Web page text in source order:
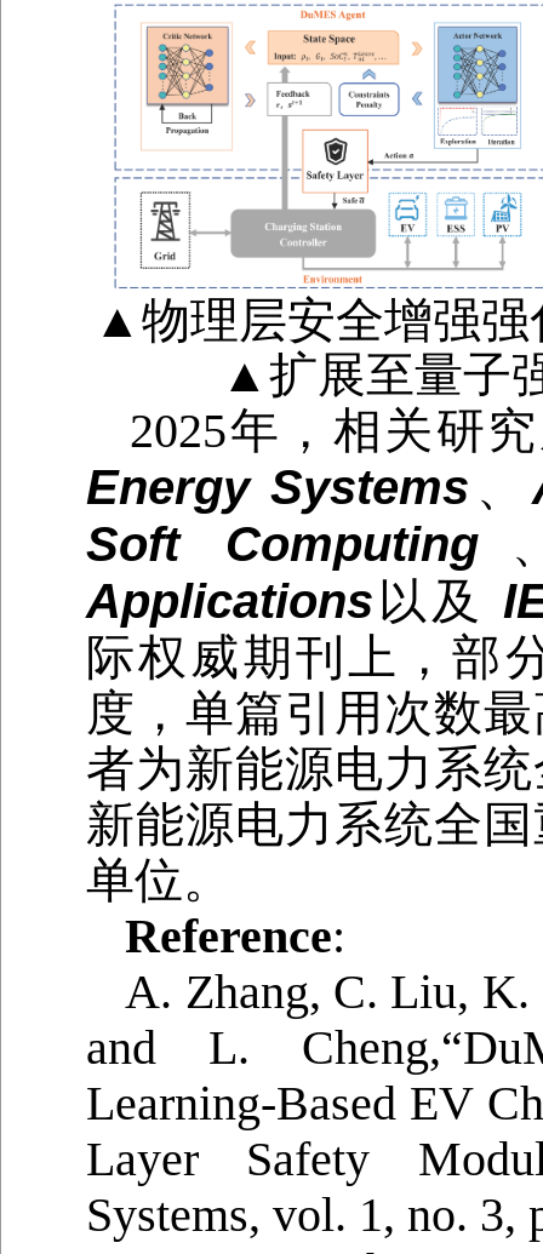
▲物理层安全
▲扩展至量子
2025年，相关研
Energy Systems 、
Soft Computing
Applications以及
际权威期刊上，部
度，单篇引用次数
者为新能源电力系
新能源电力系统全
单位。
Reference:
A. Zhang, C. Liu, K.
and L.
Learning-Based EV
Layer Safety
Systems, vol. 1, no. 3,